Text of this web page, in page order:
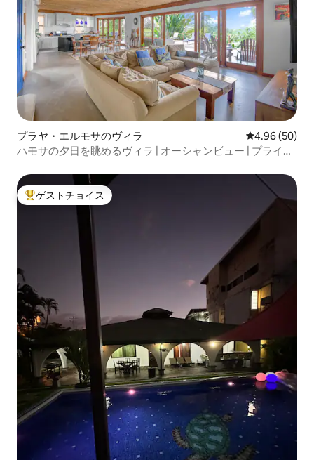
プラヤ・エルモサのヴィラ レビュー50
4.96 (50)
ハモサの夕日を眺めるヴィラ | オーシャンビュー | プライベ
大好評のゲストチョイスです。
ゲストチョイス